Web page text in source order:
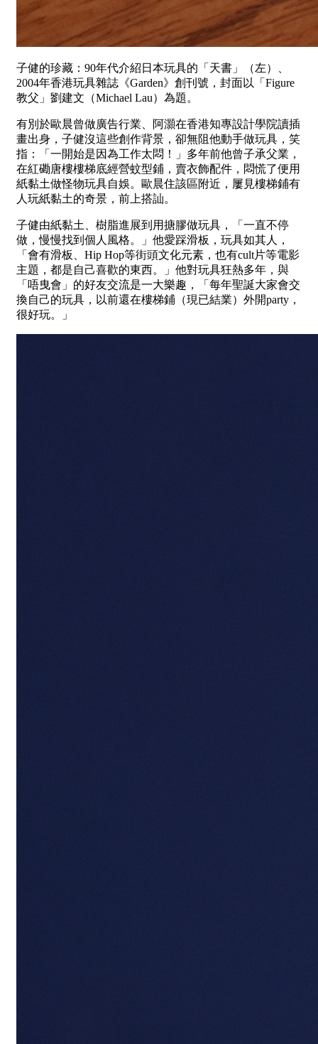
子健的珍藏：90年代介紹日本玩具的「天書」（左）、
2004年香港玩具雜誌《Garden》創刊號，封面以「Figure
教父」劉建文（Michael Lau）為題。
有別於歐晨曾做廣告行業、阿灝在香港知專設計學院讀插
畫出身，子健沒這些創作背景，卻無阻他動手做玩具，笑
指：「一開始是因為工作太悶！」多年前他曾子承父業，
在紅磡唐樓樓梯底經營蚊型鋪，賣衣飾配件，悶慌了便用
紙黏土做怪物玩具自娛。歐晨住該區附近，屢見樓梯鋪有
人玩紙黏土的奇景，前上搭訕。
子健由紙黏土、樹脂進展到用搪膠做玩具，「一直不停
做，慢慢找到個人風格。」他愛踩滑板，玩具如其人，
「會有滑板、Hip Hop等街頭文化元素，也有cult片等電影
主題，都是自己喜歡的東西。」他對玩具狂熱多年，與
「唔曳會」的好友交流是一大樂趣，「每年聖誕大家會交
換自己的玩具，以前還在樓梯鋪（現已結業）外開party，
很好玩。」